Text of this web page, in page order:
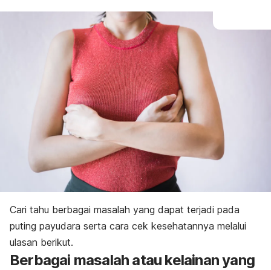
Cari tahu berbagai masalah yang dapat terjadi pada
puting payudara serta cara cek kesehatannya melalui
ulasan berikut.
Berbagai masalah atau kelainan yang